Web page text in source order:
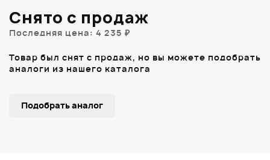
Снято с продаж
Последняя цена: 4 235 ₽
Товар был снят с продаж, но вы можете подобрать
аналоги из нашего каталога
Подобрать аналог